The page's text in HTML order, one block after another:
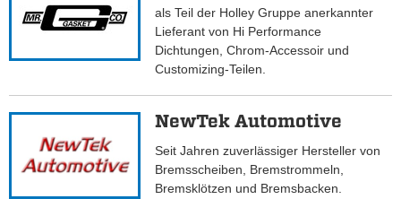
als Teil der Holley Gruppe anerkannter
Lieferant von Hi Performance
Dichtungen, Chrom-Accessoir und
Customizing-Teilen.
NewTek Automotive
Seit Jahren zuverlässiger Hersteller von
Bremsscheiben, Bremstrommeln,
Bremsklötzen und Bremsbacken.